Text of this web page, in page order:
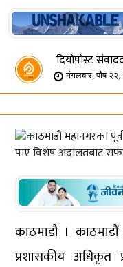
दियोपोस्ट
मंगलबार, पौष
काठमाडौं ।
प्रशासकीय अधिकृत